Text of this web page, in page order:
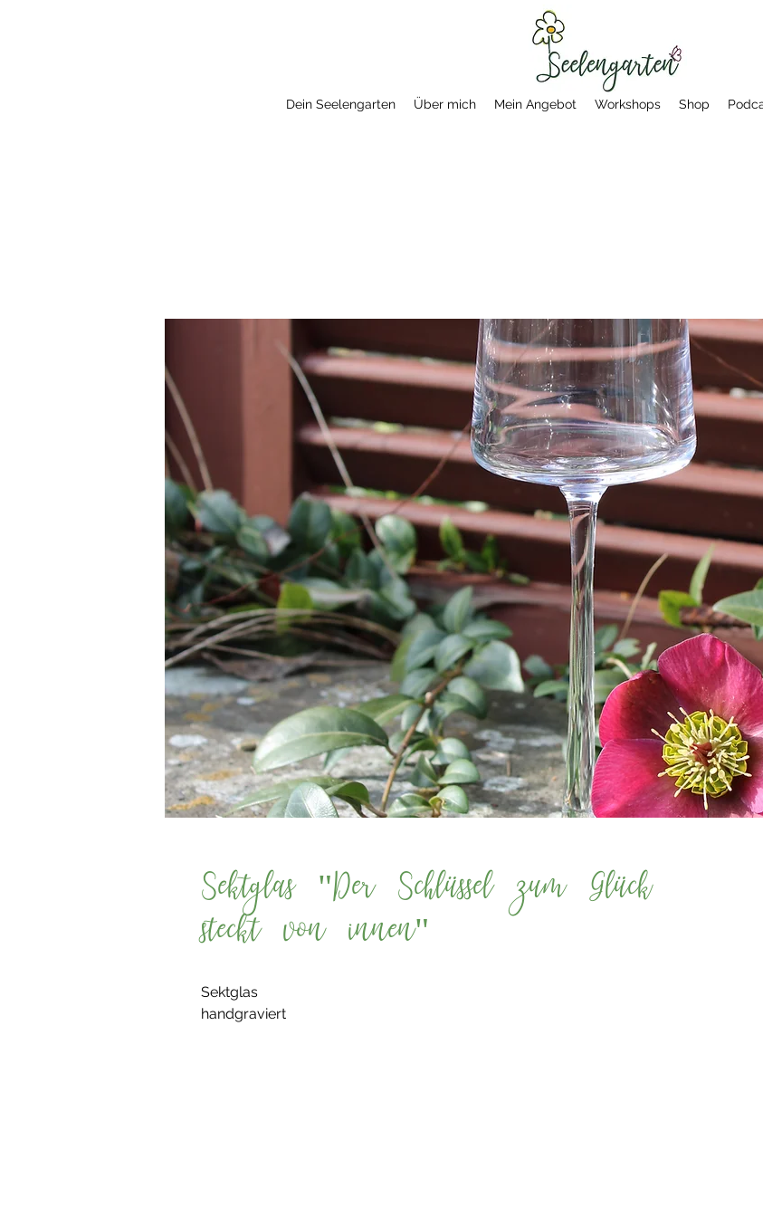
Dein Seelengarten Über mich Mein Angebot Workshops Shop
Sektglas "Der Schlüssel zum Glück
steckt von innen"
Sektglas
handgraviert